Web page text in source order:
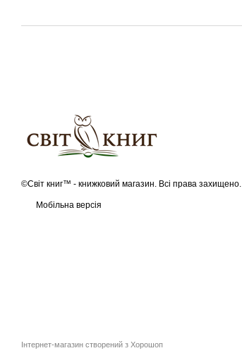
©Світ книг™ - книжковий магазин. Всі права захищено.
Мобільна версія
Інтернет-магазин створений з Хорошоп